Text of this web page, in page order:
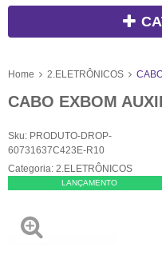
Home 2.ELETRÔNICOS
CABO EXBOM
Sku: PRODUTO-DROP-
60731637C423E-R10
Categoria: 2.ELETRÔNICOS
LANÇAMENTO